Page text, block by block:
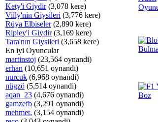
Kety'i Giydir(3,078 kere)
Villy'nin Giysileri (3,776 kere)
Rüya Elbiseler(2,890 kere)
Ripley'i Giydir(3,169 kere)
Tara'nın Giysileri (3,658 kere)
En iyi Oyuncular
martinstoj (23,564 oynandi)
erhan (10,651 oynandi)
nurcuk (6,968 oynandi)
nügzö (5,514 oynandi)
aqan_23 (4,676 oynandi)
gamzefb (3,291 oynandi)
mehmet. (3,154 oynandi)